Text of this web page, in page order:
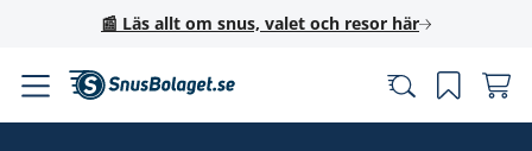
📰 Läs allt om snus, valet och resor här